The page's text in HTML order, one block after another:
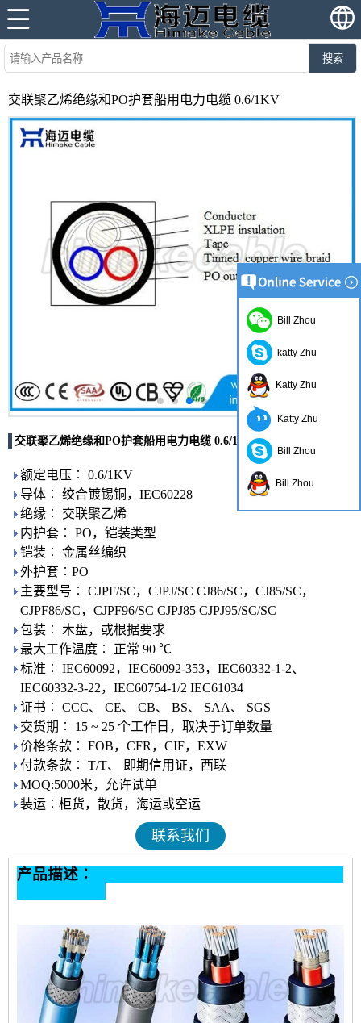
搜索
交联聚乙烯绝缘和PO护套船用电力电缆 0.6/1KV
交联聚乙烯绝缘和PO护套船用电力电缆 0.6/1KV
额定电压︰ 0.6/1KV
导体︰ 绞合镀锡铜，IEC60228
绝缘︰ 交联聚乙烯
内护套︰ PO，铠装类型
铠装︰ 金属丝编织
外护套︰PO
主要型号︰ CJPF/SC，CJPJ/SC CJ86/SC，CJ85/SC，
CJPF86/SC，CJPF96/SC CJPJ85 CJPJ95/SC/SC
包装︰ 木盘，或根据要求
最大工作温度︰ 正常 90 ℃
标准︰ IEC60092，IEC60092-353，IEC60332-1-2、
IEC60332-3-22，IEC60754-1/2 IEC61034
证书︰ CCC、 CE、 CB、 BS、 SAA、 SGS
交货期︰ 15 ~ 25 个工作日，取决于订单数量
价格条款︰ FOB，CFR，CIF，EXW
付款条款︰ T/T、 即期信用证，西联
MOQ:5000米，允许试单
装运︰柜货，散货，海运或空运
联系我们
产品描述︰
Bill Zhou
katty Zhu
Katty Zhu
Katty Zhu
Bill Zhou
Bill Zhou